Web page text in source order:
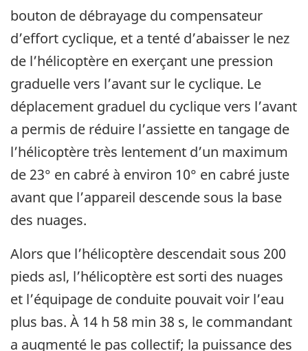
bouton de débrayage du compensateur
d’effort cyclique, et a tenté d’abaisser le nez
de l’hélicoptère en exerçant une pression
graduelle vers l’avant sur le cyclique. Le
déplacement graduel du cyclique vers l’avant
a permis de réduire l’assiette en tangage de
l’hélicoptère très lentement d’un maximum
de 23° en cabré à environ 10° en cabré juste
avant que l’appareil descende sous la base
des nuages.
Alors que l’hélicoptère descendait sous 200
pieds asl, l’hélicoptère est sorti des nuages
et l’équipage de conduite pouvait voir l’eau
plus bas. À 14 h 58 min 38 s, le commandant
a augmenté le pas collectif; la puissance des